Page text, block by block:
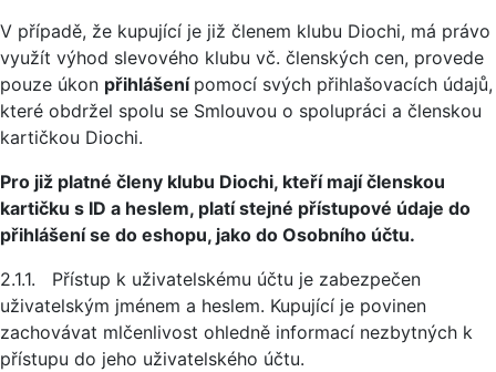
V případě, že kupující je již členem klubu Diochi, má právo
využít výhod slevového klubu vč. členských cen, provede
pouze úkon přihlášení pomocí svých přihlašovacích údajů,
které obdržel spolu se Smlouvou o spolupráci a členskou
kartičkou Diochi.
Pro již platné členy klubu Diochi, kteří mají členskou
kartičku s ID a heslem, platí stejné přístupové údaje do
přihlášení se do eshopu, jako do Osobního účtu.
2.1.1. Přístup k uživatelskému účtu je zabezpečen
uživatelským jménem a heslem. Kupující je povinen
zachovávat mlčenlivost ohledně informací nezbytných k
přístupu do jeho uživatelského účtu.